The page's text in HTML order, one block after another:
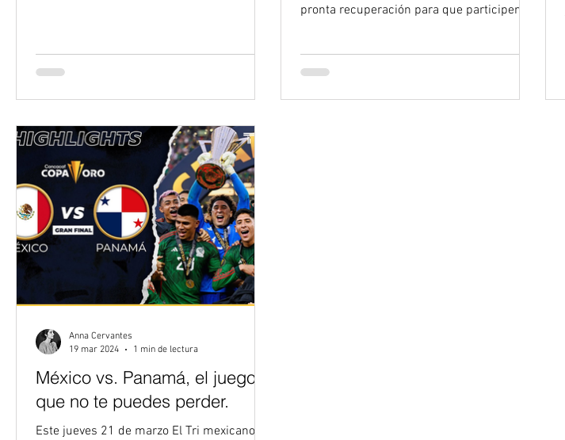
en la Copa del Mundo México vs Ecuador:
Historial en Mundiales México y Ecuador
solo se han enfrentado una vez en
Corea-Japón 2002, cuando el Tri ganó 2-1
pronta recuperación para que participen en
Mundial 2026 . Probablemente, una de las
México vs. Panamá, el juego
que no te puedes perder.
Este jueves 21 de marzo El Tri mexicano se
Anna Cervantes
19 mar 2024
1 min de lectura